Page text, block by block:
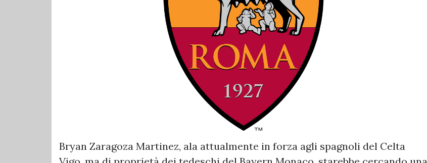
Bryan Zaragoza Martinez, ala attualmente in forza agli spagnoli del Celta